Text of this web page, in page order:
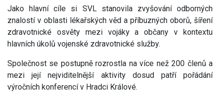
Jako hlavní cíle si SVL stanovila zvyšování odborných
znalostí v oblasti lékařských věd a příbuzných oborů, šíření
zdravotnické osvěty mezi vojáky a občany v kontextu
hlavních úkolů vojenské zdravotnické služby.
Společnost se postupně rozrostla na více než 200 členů a
mezi její nejviditelnější aktivity dosud patří pořádání
výročních konferencí v Hradci Králové.